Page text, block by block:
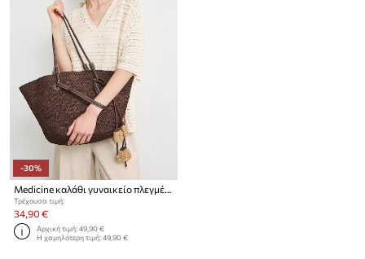
-30%
Medicine καλάθι γυναικείο πλεγμένο
Τρέχουσα τιμή:
34,90 €
Αρχική τιμή:49,90 €
Η χαμηλότερη τιμή:49,90 €